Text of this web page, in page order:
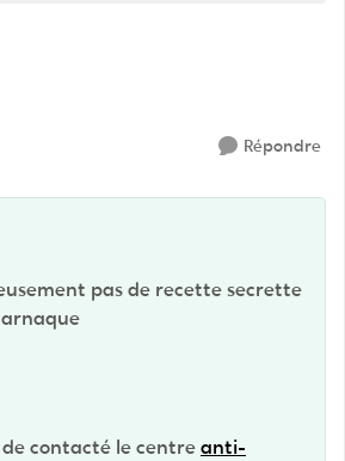
Répondre
pas de recette secrette
contacté le centreanti-